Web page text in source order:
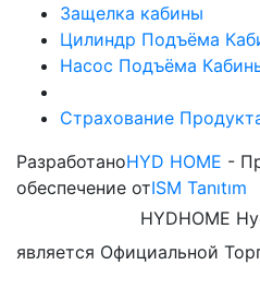
Защелка кабины
Цилиндр Подъёма
Насос Подъёма
Страхование
РазработаноHYD HOME -
обеспечение отISM Tanıtım
HYDHOME
является Официальной